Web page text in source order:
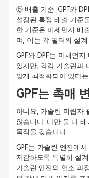
⑤ 배출 기준: GPF와
설정된 특정 배출 기준
한 기준은 미세먼지 배
며, 이는 각 필터의 설
GPF와 DPF는 미세먼
있지만, 각각 가솔린과
맞게 최적화되어 있다
GPF는 촉매
아니요, 가솔린 미립자
않습니다. 다만 둘 다
목적을 갖습니다.
GPF는 가솔린 엔진에
저감하도록 특별히 설
가솔린 엔진의 연소 과